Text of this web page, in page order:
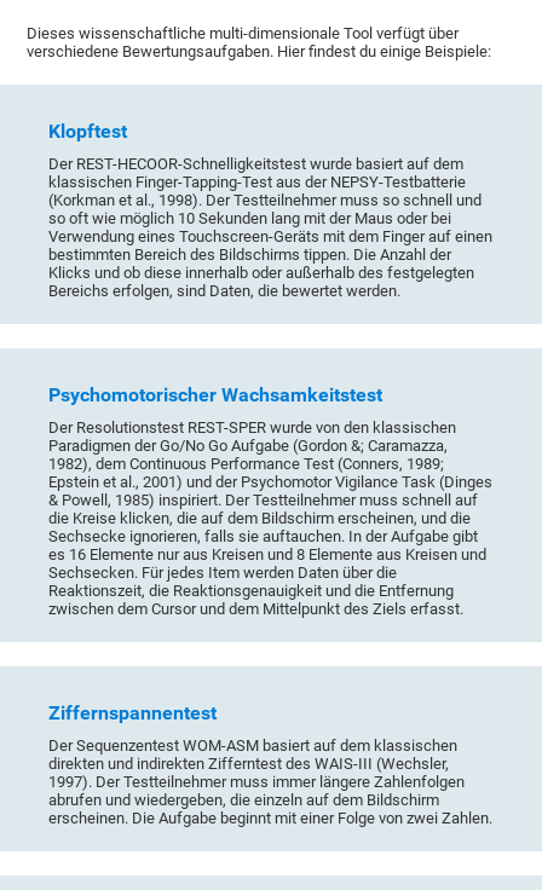
Dieses wissenschaftliche multi-dimensionale Tool verfügt über
verschiedene Bewertungsaufgaben. Hier findest du einige Beispiele:
Klopftest
Der REST-HECOOR-Schnelligkeitstest wurde basiert auf dem
klassischen Finger-Tapping-Test aus der NEPSY-Testbatterie
(Korkman et al., 1998). Der Testteilnehmer muss so schnell und
so oft wie möglich 10 Sekunden lang mit der Maus oder bei
Verwendung eines Touchscreen-Geräts mit dem Finger auf einen
bestimmten Bereich des Bildschirms tippen. Die Anzahl der
Klicks und ob diese innerhalb oder außerhalb des festgelegten
Bereichs erfolgen, sind Daten, die bewertet werden.
Psychomotorischer Wachsamkeitstest
Der Resolutionstest REST-SPER wurde von den klassischen
Paradigmen der Go/No Go Aufgabe (Gordon &; Caramazza,
1982), dem Continuous Performance Test (Conners, 1989;
Epstein et al., 2001) und der Psychomotor Vigilance Task (Dinges
& Powell, 1985) inspiriert. Der Testteilnehmer muss schnell auf
die Kreise klicken, die auf dem Bildschirm erscheinen, und die
Sechsecke ignorieren, falls sie auftauchen. In der Aufgabe gibt
es 16 Elemente nur aus Kreisen und 8 Elemente aus Kreisen und
Sechsecken. Für jedes Item werden Daten über die
Reaktionszeit, die Reaktionsgenauigkeit und die Entfernung
zwischen dem Cursor und dem Mittelpunkt des Ziels erfasst.
Ziffernspannentest
Der Sequenzentest WOM-ASM basiert auf dem klassischen
direkten und indirekten Zifferntest des WAIS-III (Wechsler,
1997). Der Testteilnehmer muss immer längere Zahlenfolgen
abrufen und wiedergeben, die einzeln auf dem Bildschirm
erscheinen. Die Aufgabe beginnt mit einer Folge von zwei Zahlen.